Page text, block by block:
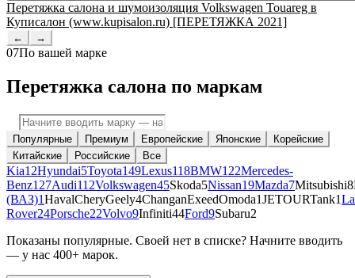
Перетяжка салона и шумоизоляция Volkswagen Touareg в
Куписалон (www.kupisalon.ru) [ПЕРЕТЯЖКА 2021]
← →
07По вашей марке
Перетяжка салона по маркам
Популярные Премиум Европейские Японские
Корейские
Китайские
Российские Все
Kia12Hyundai5Toyota149Lexus118BMW122Mercedes-
Benz127Audi112Volkswagen45Skoda5Nissan19Mazda7Mitsubishi8
(ВАЗ)1HavalCheryGeely4ChanganExeedOmoda1JETOURTank1
Rover24Porsche22Volvo9Infiniti44Ford9Subaru2
Показаны популярные. Своей нет в списке? Начните вводить
— у нас 400+ марок.